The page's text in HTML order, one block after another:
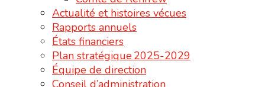
Actualité et histoires vécues
Rapports annuels
États financiers
Plan stratégique 2025-2029
Équipe de direction
Conseil d’administration